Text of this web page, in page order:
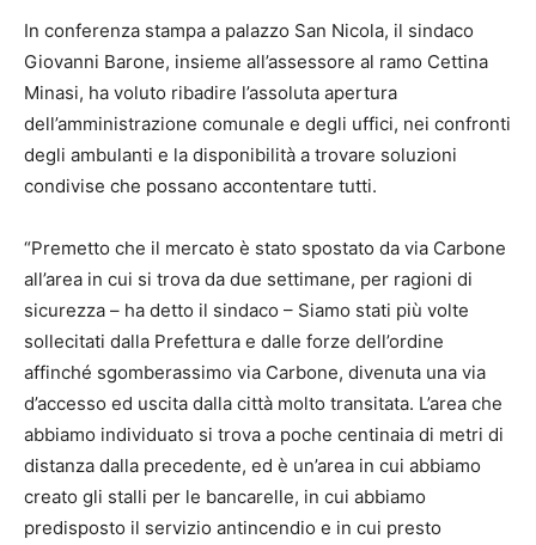
In conferenza stampa a palazzo San Nicola, il sindaco
Giovanni Barone, insieme all’assessore al ramo Cettina
Minasi, ha voluto ribadire l’assoluta apertura
dell’amministrazione comunale e degli uffici, nei confronti
degli ambulanti e la disponibilità a trovare soluzioni
condivise che possano accontentare tutti.
“Premetto che il mercato è stato spostato da via Carbone
all’area in cui si trova da due settimane, per ragioni di
sicurezza – ha detto il sindaco – Siamo stati più volte
sollecitati dalla Prefettura e dalle forze dell’ordine
affinché sgomberassimo via Carbone, divenuta una via
d’accesso ed uscita dalla città molto transitata. L’area che
abbiamo individuato si trova a poche centinaia di metri di
distanza dalla precedente, ed è un’area in cui abbiamo
creato gli stalli per le bancarelle, in cui abbiamo
predisposto il servizio antincendio e in cui presto